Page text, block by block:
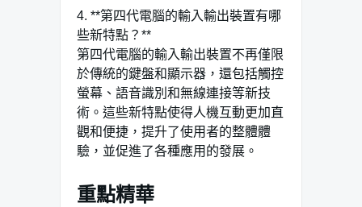
4. **第四代電腦的輸入輸出裝置有哪
些新特點？**
第四代電腦的輸入輸出裝置不再僅限
於傳統的鍵盤和顯示器，還包括觸控
螢幕、語音識別和無線連接等新技
術。這些新特點使得人機互動更加直
觀和便捷，提升了使用者的整體體
驗，並促進了各種應用的發展。
重點精華